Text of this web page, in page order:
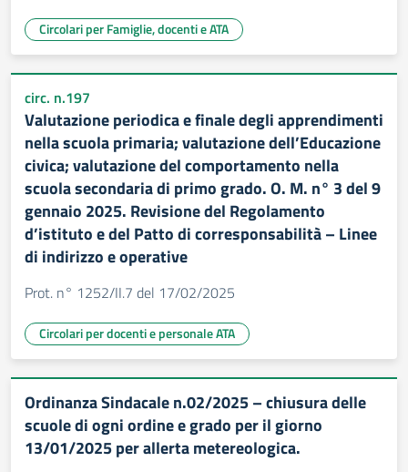
Circolari per Famiglie, docenti e ATA
circ. n.197
Valutazione periodica e finale degli apprendimenti
nella scuola primaria; valutazione dell’Educazione
civica; valutazione del comportamento nella
scuola secondaria di primo grado. O. M. n° 3 del 9
gennaio 2025. Revisione del Regolamento
d’istituto e del Patto di corresponsabilità – Linee
di indirizzo e operative
Prot. n° 1252/II.7 del 17/02/2025
Circolari per docenti e personale ATA
Ordinanza Sindacale n.02/2025 – chiusura delle
scuole di ogni ordine e grado per il giorno
13/01/2025 per allerta metereologica.